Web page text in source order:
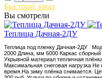
Быстрый заказ
Вы смотрели
Теплица Дачная-2ДУ
Теплица под пленку Дачная-2ДУ
2000 Длина, мм 6000 Каркас сборный
Укрывной материал тепличная
Максимальная снеговая нагрузка
время.На зиму плёнка снимается.